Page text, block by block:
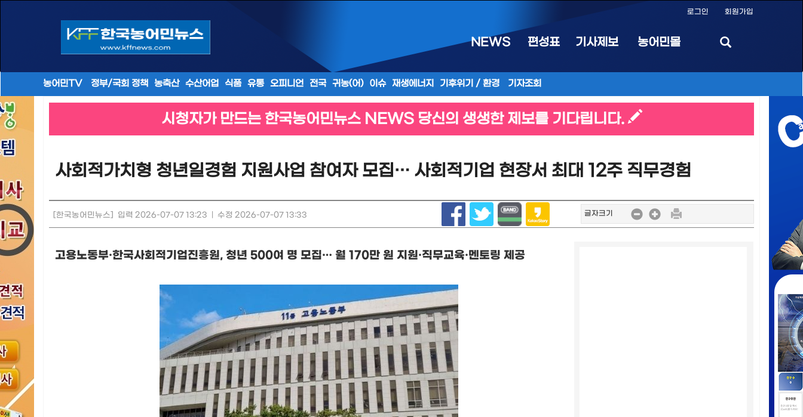
로그인 회원가입
NEWS 편성표 기사제보 농어민몰
농어민TV 정부/국회 정책 농축산 수산어업 식품 유통 오피니언 전국 귀농(어) 이슈 재생에너지 기후위기 / 환경 기자조회
시청자가 만드는 한국농어민뉴스 NEWS 당신의 생생한 제보를 기다립니다.
사회적가치형 청년일경험 지원사업 참여자 모집… 사회적기업 현장서 최대 12주 직무경험
[한국농어민뉴스] 입력 2026-07-07 13:23 수정 2026-07-07 13:33 글자크기
고용노동부·한국사회적기업진흥원, 청년 500여 명 모집… 월 170만 원 지원·직무교육·멘토링 제공